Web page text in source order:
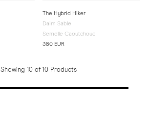
The Hybrid Hiker
Daim Sable
Semelle Caoutchouc
380 EUR
Showing 10 of 10 Products